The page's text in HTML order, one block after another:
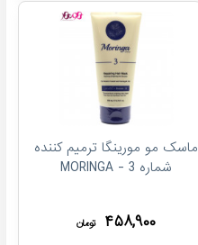
ماسک مو مورینگا ترمیم‌ کننده
شماره 3 - MORINGA
۴۵۸,۹۰۰ تومان